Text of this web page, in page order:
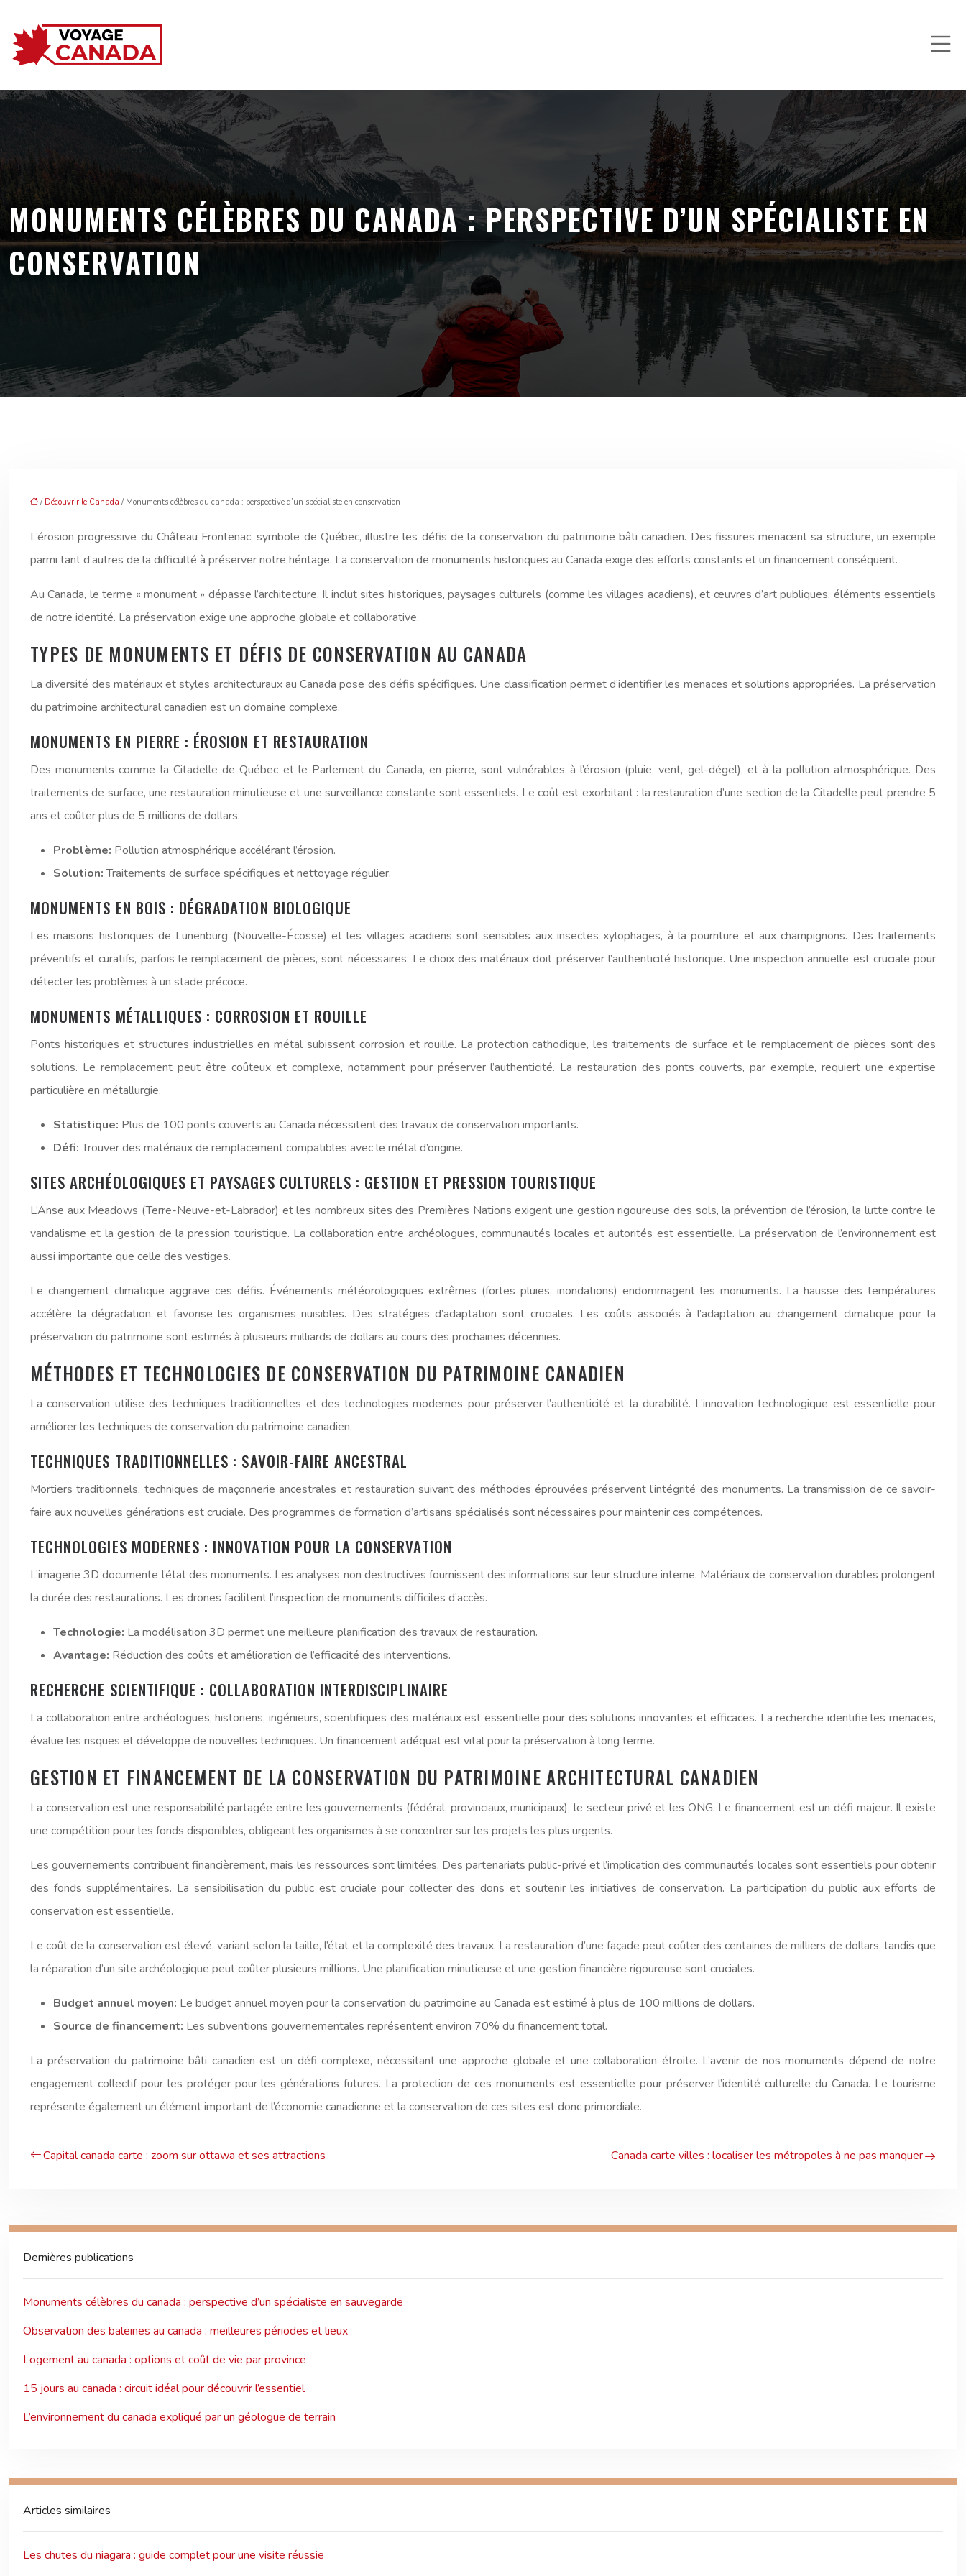
MONUMENTS CÉLÈBRES DU CANADA : PERSPECTIVE D’UN SPÉCIALISTE EN
CONSERVATION
/ Découvrir le Canada / Monuments célèbres du canada : perspective d’un spécialiste en conservation
L’érosion progressive du Château Frontenac, symbole de Québec, illustre les défis de la conservation du patrimoine bâti canadien. Des fissures menacent sa structure, un exemple
parmi tant d’autres de la difficulté à préserver notre héritage. La conservation de monuments historiques au Canada exige des efforts constants et un financement conséquent.
Au Canada, le terme « monument » dépasse l’architecture. Il inclut sites historiques, paysages culturels (comme les villages acadiens), et œuvres d’art publiques, éléments essentiels
de notre identité. La préservation exige une approche globale et collaborative.
TYPES DE MONUMENTS ET DÉFIS DE CONSERVATION AU CANADA
La diversité des matériaux et styles architecturaux au Canada pose des défis spécifiques. Une classification permet d’identifier les menaces et solutions appropriées. La préservation
du patrimoine architectural canadien est un domaine complexe.
MONUMENTS EN PIERRE : ÉROSION ET RESTAURATION
Des monuments comme la Citadelle de Québec et le Parlement du Canada, en pierre, sont vulnérables à l’érosion (pluie, vent, gel-dégel), et à la pollution atmosphérique. Des
traitements de surface, une restauration minutieuse et une surveillance constante sont essentiels. Le coût est exorbitant : la restauration d’une section de la Citadelle peut prendre 5
ans et coûter plus de 5 millions de dollars.
Problème: Pollution atmosphérique accélérant l’érosion.
Solution:Traitements de surface spécifiques et nettoyage régulier.
MONUMENTS EN BOIS : DÉGRADATION BIOLOGIQUE
Les maisons historiques de Lunenburg (Nouvelle-Écosse) et les villages acadiens sont sensibles aux insectes xylophages, à la pourriture et aux champignons. Des traitements
préventifs et curatifs, parfois le remplacement de pièces, sont nécessaires. Le choix des matériaux doit préserver l’authenticité historique. Une inspection annuelle est cruciale pour
détecter les problèmes à un stade précoce.
MONUMENTS MÉTALLIQUES : CORROSION ET ROUILLE
Ponts historiques et structures industrielles en métal subissent corrosion et rouille. La protection cathodique, les traitements de surface et le remplacement de pièces sont des
solutions. Le remplacement peut être coûteux et complexe, notamment pour préserver l’authenticité. La restauration des ponts couverts, par exemple, requiert une expertise
particulière en métallurgie.
Statistique: Plus de 100 ponts couverts au Canada nécessitent des travaux de conservation importants.
Défi:Trouver des matériaux de remplacement compatibles avec le métal d’origine.
SITES ARCHÉOLOGIQUES ET PAYSAGES CULTURELS : GESTION ET PRESSION TOURISTIQUE
L’Anse aux Meadows (Terre-Neuve-et-Labrador) et les nombreux sites des Premières Nations exigent une gestion rigoureuse des sols, la prévention de l’érosion, la lutte contre le
vandalisme et la gestion de la pression touristique. La collaboration entre archéologues, communautés locales et autorités est essentielle. La préservation de l’environnement est
aussi importante que celle des vestiges.
Le changement climatique aggrave ces défis. Événements météorologiques extrêmes (fortes pluies, inondations) endommagent les monuments. La hausse des températures
accélère la dégradation et favorise les organismes nuisibles. Des stratégies d’adaptation sont cruciales. Les coûts associés à l’adaptation au changement climatique pour la
préservation du patrimoine sont estimés à plusieurs milliards de dollars au cours des prochaines décennies.
MÉTHODES ET TECHNOLOGIES DE CONSERVATION DU PATRIMOINE CANADIEN
La conservation utilise des techniques traditionnelles et des technologies modernes pour préserver l’authenticité et la durabilité. L’innovation technologique est essentielle pour
améliorer les techniques de conservation du patrimoine canadien.
TECHNIQUES TRADITIONNELLES : SAVOIR-FAIRE ANCESTRAL
Mortiers traditionnels, techniques de maçonnerie ancestrales et restauration suivant des méthodes éprouvées préservent l’intégrité des monuments. La transmission de ce savoir-
faire aux nouvelles générations est cruciale. Des programmes de formation d’artisans spécialisés sont nécessaires pour maintenir ces compétences.
TECHNOLOGIES MODERNES : INNOVATION POUR LA CONSERVATION
L’imagerie 3D documente l’état des monuments. Les analyses non destructives fournissent des informations sur leur structure interne. Matériaux de conservation durables prolongent
la durée des restaurations. Les drones facilitent l’inspection de monuments difficiles d’accès.
Technologie: La modélisation 3D permet une meilleure planification des travaux de restauration.
Avantage: Réduction des coûts et amélioration de l’efficacité des interventions.
RECHERCHE SCIENTIFIQUE : COLLABORATION INTERDISCIPLINAIRE
La collaboration entre archéologues, historiens, ingénieurs, scientifiques des matériaux est essentielle pour des solutions innovantes et efficaces. La recherche identifie les menaces,
évalue les risques et développe de nouvelles techniques. Un financement adéquat est vital pour la préservation à long terme.
GESTION ET FINANCEMENT DE LA CONSERVATION DU PATRIMOINE ARCHITECTURAL CANADIEN
La conservation est une responsabilité partagée entre les gouvernements (fédéral, provinciaux, municipaux), le secteur privé et les ONG. Le financement est un défi majeur. Il existe
une compétition pour les fonds disponibles, obligeant les organismes à se concentrer sur les projets les plus urgents.
Les gouvernements contribuent financièrement, mais les ressources sont limitées. Des partenariats public-privé et l’implication des communautés locales sont essentiels pour obtenir
des fonds supplémentaires. La sensibilisation du public est cruciale pour collecter des dons et soutenir les initiatives de conservation. La participation du public aux efforts de
conservation est essentielle.
Le coût de la conservation est élevé, variant selon la taille, l’état et la complexité des travaux. La restauration d’une façade peut coûter des centaines de milliers de dollars, tandis que
la réparation d’un site archéologique peut coûter plusieurs millions. Une planification minutieuse et une gestion financière rigoureuse sont cruciales.
Budget annuel moyen: Le budget annuel moyen pour la conservation du patrimoine au Canada est estimé à plus de 100 millions de dollars.
Source de financement: Les subventions gouvernementales représentent environ 70% du financement total.
La préservation du patrimoine bâti canadien est un défi complexe, nécessitant une approche globale et une collaboration étroite. L’avenir de nos monuments dépend de notre
engagement collectif pour les protéger pour les générations futures. La protection de ces monuments est essentielle pour préserver l’identité culturelle du Canada. Le tourisme
représente également un élément important de l’économie canadienne et la conservation de ces sites est donc primordiale.
Capital canada carte : zoom sur ottawa et ses attractions Canada carte villes : localiser les métropoles à ne pas manquer
Dernières publications
Monuments célèbres du canada : perspective d’un spécialiste en sauvegarde
Observation des baleines au canada : meilleures périodes et lieux
Logement au canada : options et coût de vie par province
15 jours au canada : circuit idéal pour découvrir l’essentiel
L’environnement du canada expliqué par un géologue de terrain
Articles similaires
Les chutes du niagara : guide complet pour une visite réussie